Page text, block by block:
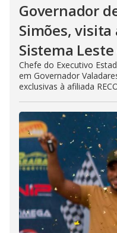
Governador
Simões, visita
Sistema
Chefe do Executivo
em Governador
exclusivas à afiliada